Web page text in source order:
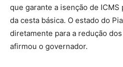
que garante a isenção de
da cesta básica. O estado do
diretamente para a redução
afirmou o governador.